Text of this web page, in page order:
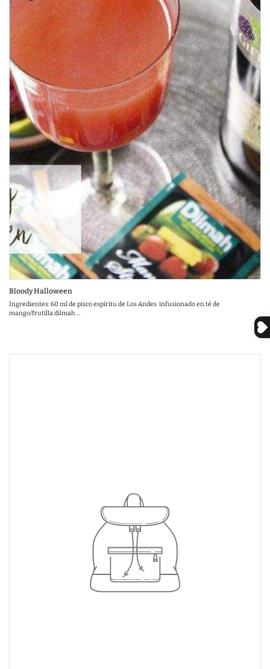
Bloody Halloween
Ingredientes: 60 ml de pisco espíritu de Los Andes infusionado en té de
mango/frutilla dilmah ...